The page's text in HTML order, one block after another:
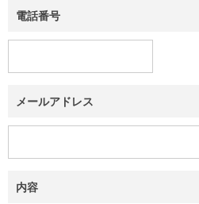
電話番号
メールアドレス
内容